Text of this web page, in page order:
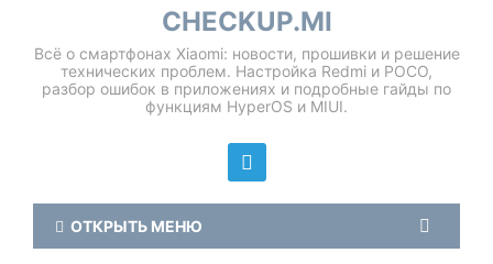
CHECKUP.MI
Всё о смартфонах Xiaomi: новости, прошивки и решение
технических проблем. Настройка Redmi и POCO,
разбор ошибок в приложениях и подробные гайды по
функциям HyperOS и MIUI.
ОТКРЫТЬ МЕНЮ